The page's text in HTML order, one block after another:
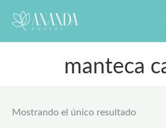
contenido
manteca
Mostrando el único resultado